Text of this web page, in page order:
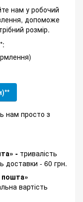
нам у робочий
допоможе
розмір.
нам просто з
- тривалість
доставки - 60 грн.
пошта»
вартість